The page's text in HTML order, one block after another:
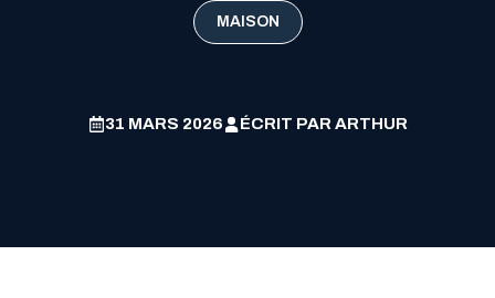
MAISON
31 MARS 2026 ÉCRIT PAR ARTHUR